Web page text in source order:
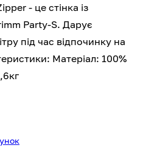
- це стінка із
Party-S. Дарує
під час відпочинку на
Матеріал: 100%